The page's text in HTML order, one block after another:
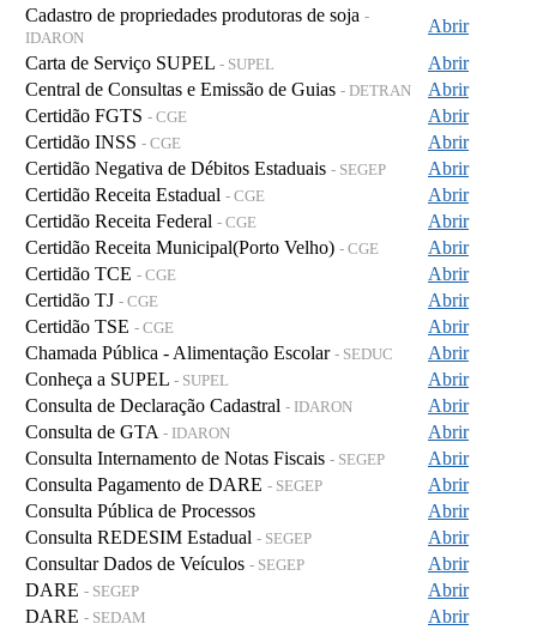
Cadastro de propriedades produtoras de soja -
IDARON
Abrir
Carta de Serviço SUPEL - SUPEL
Abrir
Central de Consultas e Emissão de Guias - DETRAN
Abrir
Certidão FGTS - CGE
Abrir
Certidão INSS - CGE
Abrir
Certidão Negativa de Débitos Estaduais - SEGEP
Abrir
Certidão Receita Estadual - CGE
Abrir
Certidão Receita Federal - CGE
Abrir
Certidão Receita Municipal(Porto Velho) - CGE
Abrir
Certidão TCE - CGE
Abrir
Certidão TJ - CGE
Abrir
Certidão TSE - CGE
Abrir
Chamada Pública - Alimentação Escolar - SEDUC
Abrir
Conheça a SUPEL - SUPEL
Abrir
Consulta de Declaração Cadastral - IDARON
Abrir
Consulta de GTA - IDARON
Abrir
Consulta Internamento de Notas Fiscais - SEGEP
Abrir
Consulta Pagamento de DARE - SEGEP
Abrir
Consulta Pública de Processos
Abrir
Consulta REDESIM Estadual - SEGEP
Abrir
Consultar Dados de Veículos - SEGEP
Abrir
DARE - SEGEP
Abrir
DARE - SEDAM
Abrir